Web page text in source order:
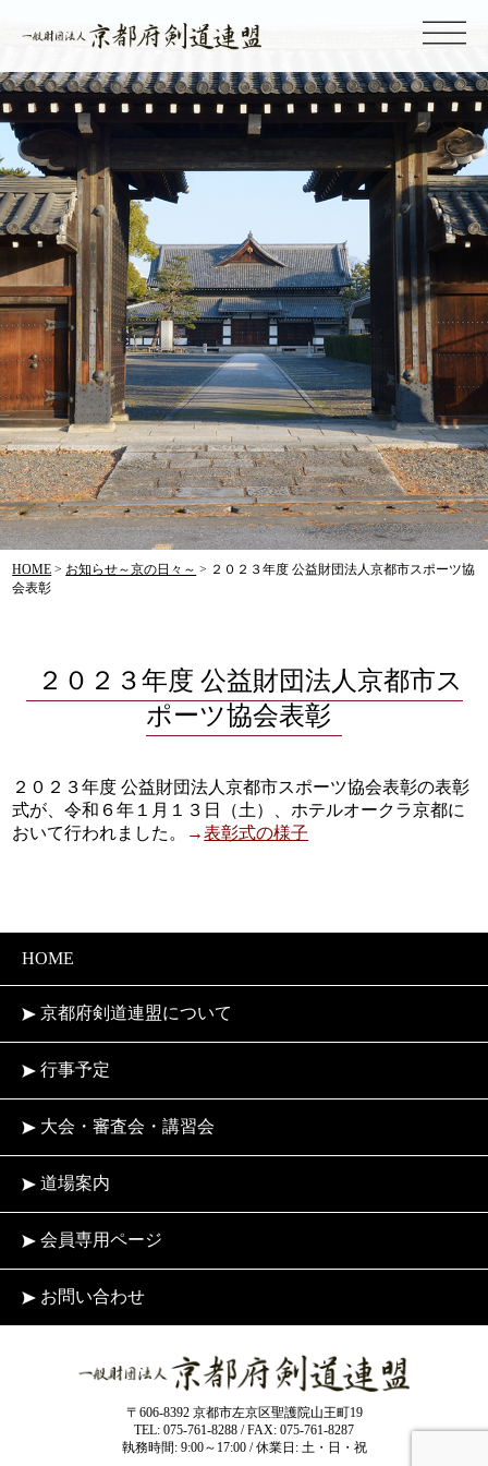
HOME > お知らせ～京の日々～ > ２０２３年度 公益財団法人京都市スポーツ協
会表彰
２０２３年度 公益財団法人京都市ス
ポーツ協会表彰
２０２３年度 公益財団法人京都市スポーツ協会表彰の表彰
式が、令和６年１月１３日（土）、ホテルオークラ京都に
おいて行われました。
→表彰式の様子
HOME
京都府剣道連盟について
行事予定
大会・審査会・講習会
道場案内
会員専用ページ
お問い合わせ
〒606-8392 京都市左京区聖護院山王町19
TEL: 075-761-8288 / FAX: 075-761-8287
執務時間: 9:00～17:00 / 休業日: 土・日・祝